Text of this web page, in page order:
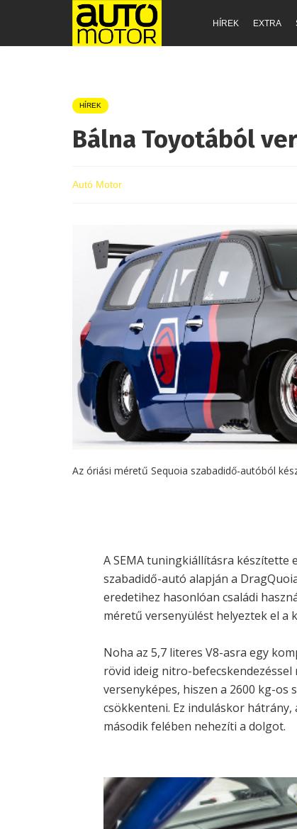
HÍREK EXTRA
HÍREK
Bálna Toyotából
Autó Motor
Az óriási méretű Sequoia szabadidő-autóból
A SEMA tuningkiállításra készítette
szabadidő-autó alapján a
eredetihez hasonlóan családi
méretű versenyülést helyeztek el a
Noha az 5,7 literes V8-asra egy
rövid ideig nitro-
versenyképes, hiszen a 2600 kg-
csökkenteni. Ez induláskor
második felében nehezíti a dolgot.